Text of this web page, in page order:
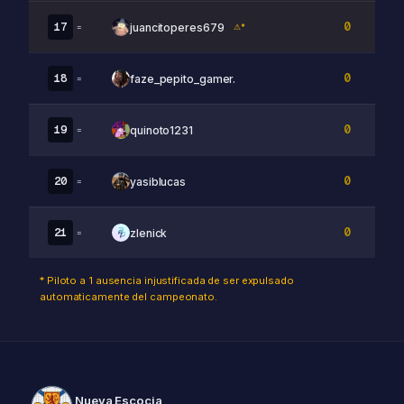
17 = juancitoperes679 ⚠* 0
18 = faze_pepito_gamer. 0
19 = quinoto1231 0
20 = yasiblucas 0
21 = zlenick 0
* Piloto a 1 ausencia injustificada de ser expulsado
automaticamente del campeonato.
Nueva Escocia